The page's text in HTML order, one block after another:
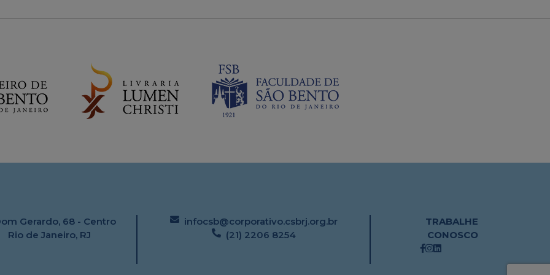
Gerardo, 68 - Centro
Rio de Janeiro, RJ
infocsb@corporativo.csbrj.org.br
(21) 2206 8254
TRABALHE
CONOSCO